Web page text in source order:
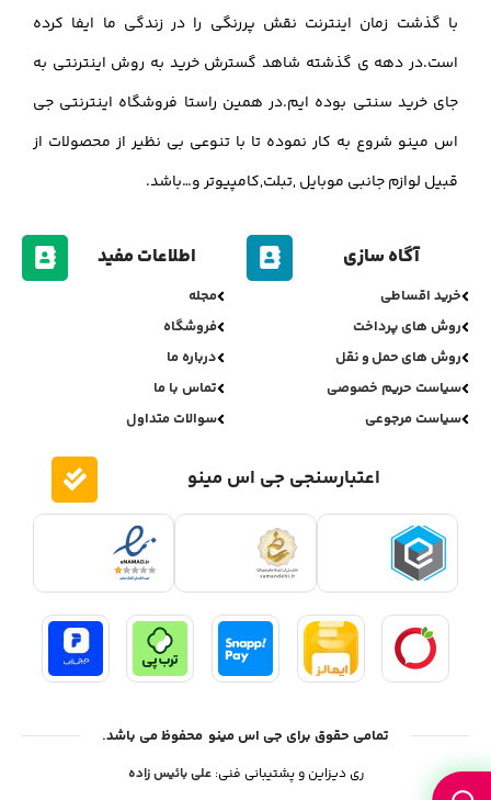
با گذشت زمان اینترنت نقش پررنگی را در زندگی ما ایفا کرده
است.در دهه ی گذشته شاهد گسترش خرید به روش اینترنتی به
جای خرید سنتی بوده ایم.در همین راستا فروشگاه اینترنتی جی
اس مینو شروع به کار نموده تا با تنوعی بی نظیر از محصولات از
قبیل لوازم جانبی موبایل ,تبلت,کامپیوتر و…باشد.
آگاه سازی
خرید اقساطی
روش های پرداخت
روش های حمل و نقل
سیاست حریم خصوصی
سیاست مرجوعی
اطلاعات مفید
مجله
فروشگاه
درباره ما
تماس با ما
سوالات متداول
اعتبارسنجی جی اس مینو
تمامی حقوق برای جی اس مینو محفوظ می باشد.
ری دیزاین و پشتیبانی فنی:علی بائیس زاده